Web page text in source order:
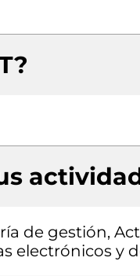
de gestión,
electrónicos y